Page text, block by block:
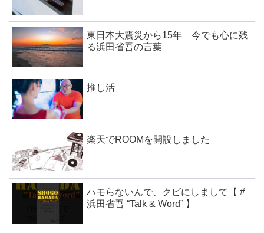
東日本大震災から15年 今でも心に残
る浜田省吾の言葉
推し活
楽天でROOMを開設しました
ハモらないんで、クビにしまして【 #
浜田省吾 “Talk & Word” 】